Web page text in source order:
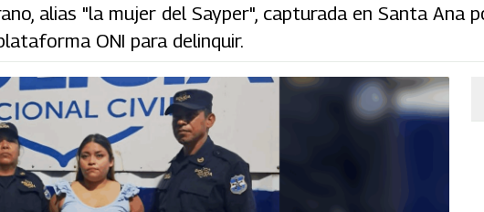
alias "la mujer del Sayper", capturada en Santa Ana
ONI para delinquir.